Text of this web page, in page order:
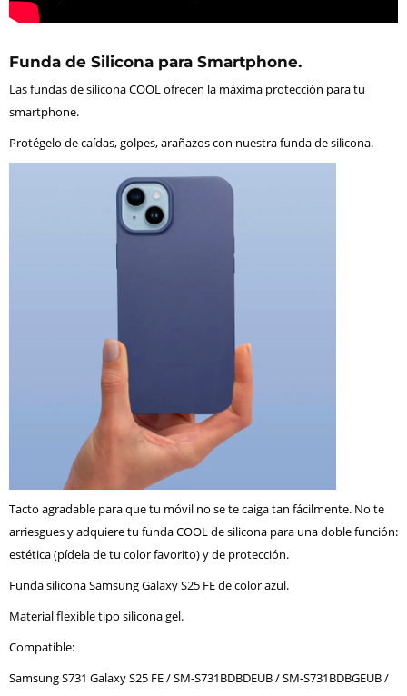
Funda de Silicona para Smartphone.
Las fundas de silicona COOL ofrecen la máxima protección para tu
smartphone.
Protégelo de caídas, golpes, arañazos con nuestra funda de silicona.
Tacto agradable para que tu móvil no se te caiga tan fácilmente. No te
arriesgues y adquiere tu funda COOL de silicona para una doble función:
estética (pídela de tu color favorito) y de protección.
Funda silicona Samsung Galaxy S25 FE de color azul.
Material flexible tipo silicona gel.
Compatible:
Samsung S731 Galaxy S25 FE / SM-S731BDBDEUB / SM-S731BDBGEUB /